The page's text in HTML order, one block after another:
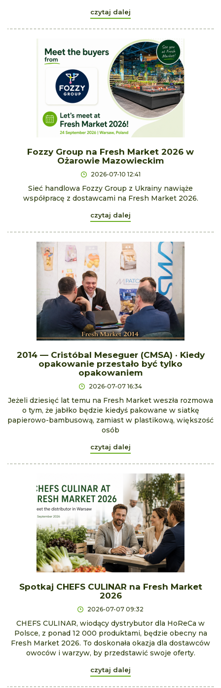
czytaj dalej
Fozzy Group na Fresh Market 2026 w
Ożarowie Mazowieckim
2026-07-10 12:41
Sieć handlowa Fozzy Group z Ukrainy nawiąże
współpracę z dostawcami na Fresh Market 2026.
czytaj dalej
2014 — Cristóbal Meseguer (CMSA) · Kiedy
opakowanie przestało być tylko
opakowaniem
2026-07-07 16:34
Jeżeli dziesięć lat temu na Fresh Market weszła rozmowa
o tym, że jabłko będzie kiedyś pakowane w siatkę
papierowo-bambusową, zamiast w plastikową, większość
osób
czytaj dalej
Spotkaj CHEFS CULINAR na Fresh Market
2026
2026-07-07 09:32
CHEFS CULINAR, wiodący dystrybutor dla HoReCa w
Polsce, z ponad 12 000 produktami, będzie obecny na
Fresh Market 2026. To doskonała okazja dla dostawców
owoców i warzyw, by przedstawić swoje oferty.
czytaj dalej